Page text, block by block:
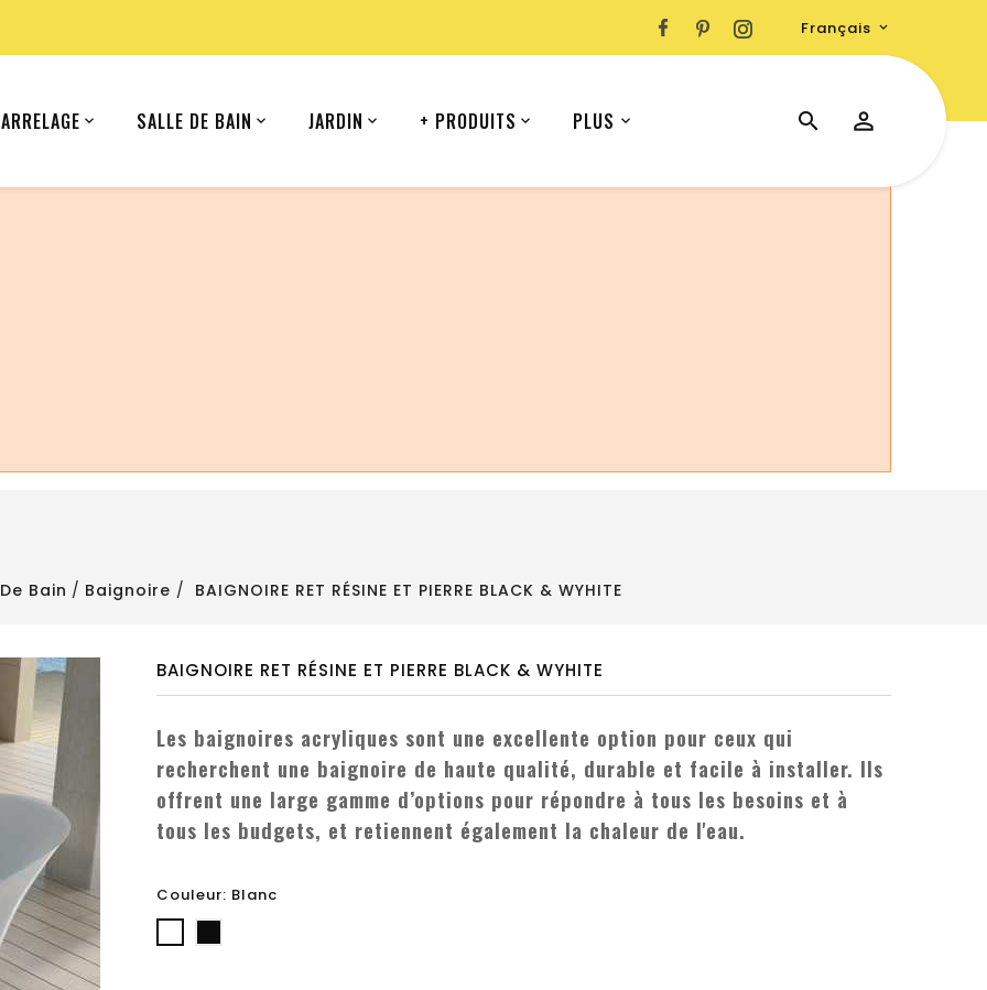
Français 
SALLE DE BAIN JARDIN + PRODUITS PLUS
depuis votre pays (United States).
Bain Baignoire BAIGNOIRE RET RÉSINE ET PIERRE BLACK & WYHITE
BAIGNOIRE RET RÉSINE ET PIERRE BLACK & WYHITE
Les baignoires acryliques sont une excellente option pour ceux qui
recherchent une baignoire de haute qualité, durable et facile à installer. Ils
offrent une large gamme d’options pour répondre à tous les besoins et à
tous les budgets, et retiennent également la chaleur de l'eau.
Couleur: Blanc